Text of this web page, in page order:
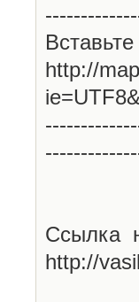
http://
Ссылка
http://